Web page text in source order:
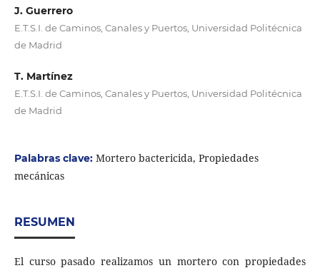
J. Guerrero
E.T.S.I. de Caminos, Canales y Puertos, Universidad Politécnica
de Madrid
T. Martínez
E.T.S.I. de Caminos, Canales y Puertos, Universidad Politécnica
de Madrid
Palabras clave: Mortero bactericida, Propiedades
mecánicas
RESUMEN
El curso pasado realizamos un mortero con propiedades